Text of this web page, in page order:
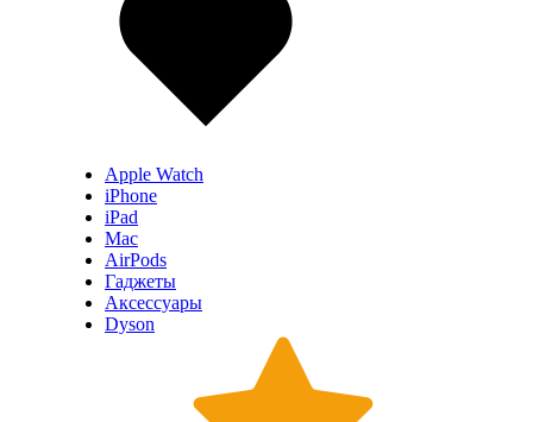
Apple Watch
iPhone
iPad
Mac
AirPods
Гаджеты
Аксессуары
Dyson